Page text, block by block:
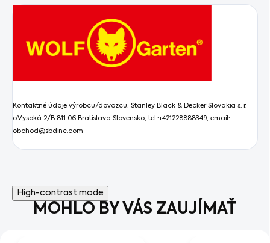
Kontaktné údaje výrobcu/dovozcu: Stanley Black & Decker Slovakia s. r.
o.Vysoká 2/B 811 06 Bratislava Slovensko, tel.:+421228888349, email:
obchod@sbdinc.com
High-contrast mode
MOHLO BY VÁS ZAUJÍMAŤ